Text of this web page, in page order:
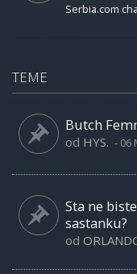
Serbia.com
TEME
Butch
od HYS. - 06
Sta ne
sastanku?
od